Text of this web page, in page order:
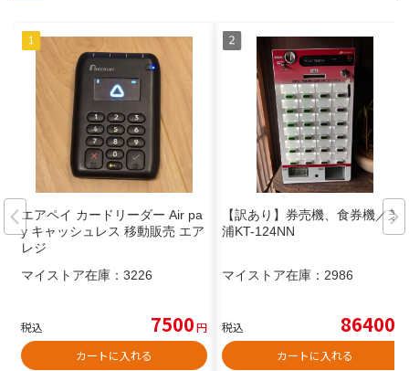
エアペイ カードリーダー Air pa
y キャッシュレス 移動販売 エア
レジ
マイストア在庫： 3226
税込 7500円
カートに入れる
【訳あり】券売機、食券機／芝
浦KT-124NN
マイストア在庫： 2986
税込 86400
カートに入れる